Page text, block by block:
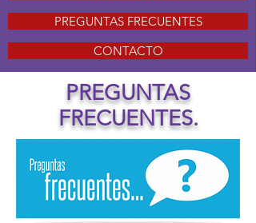
PREGUNTAS FRECUENTES
CONTACTO
PREGUNTAS
FRECUENTES.